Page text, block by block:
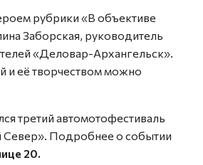
рубрики «В объективе
Заборская, руководитель
«Деловар-Архангельск».
и её творчеством можно
третий автомотофестиваль
Север». Подробнее о событии
20.